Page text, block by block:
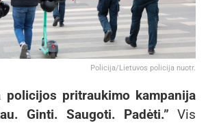
Policija/Lietuvos policija nuotr.
policijos pritraukimo kampanija
Ginti. Saugoti. Padėti.” Vis